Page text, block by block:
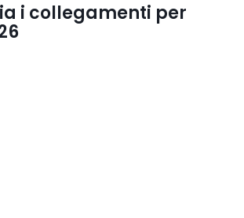
i collegamenti per